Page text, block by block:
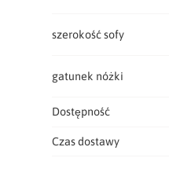
szerokość sofy
gatunek nóżki
Dostępność
Czas dostawy